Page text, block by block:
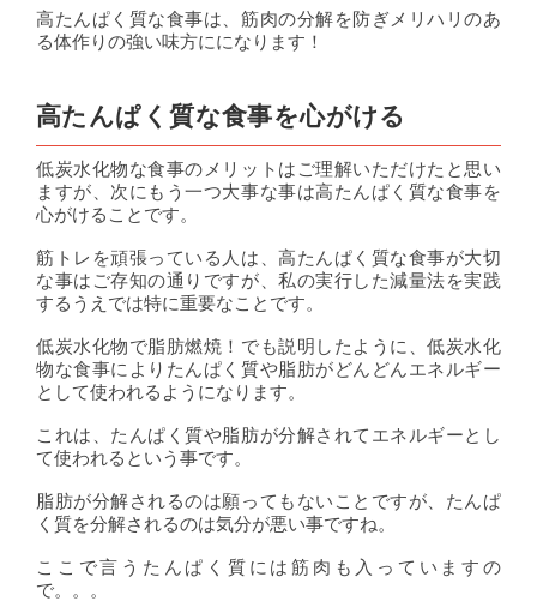
高たんぱく質な食事は、筋肉の分解を防ぎメリハリのあ
る体作りの強い味方にになります！
高たんぱく質な食事を心がける
低炭水化物な食事のメリットはご理解いただけたと思い
ますが、次にもう一つ大事な事は高たんぱく質な食事を
心がけることです。
筋トレを頑張っている人は、高たんぱく質な食事が大切
な事はご存知の通りですが、私の実行した減量法を実践
するうえでは特に重要なことです。
低炭水化物で脂肪燃焼！でも説明したように、低炭水化
物な食事によりたんぱく質や脂肪がどんどんエネルギー
として使われるようになります。
これは、たんぱく質や脂肪が分解されてエネルギーとし
て使われるという事です。
脂肪が分解されるのは願ってもないことですが、たんぱ
く質を分解されるのは気分が悪い事ですね。
ここで言うたんぱく質には筋肉も入っていますの
で。。。